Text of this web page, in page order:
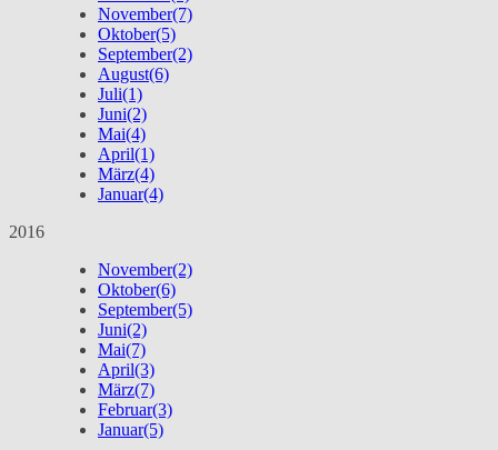
November(7)
Oktober(5)
September(2)
August(6)
Juli(1)
Juni(2)
Mai(4)
April(1)
März(4)
Januar(4)
2016
November(2)
Oktober(6)
September(5)
Juni(2)
Mai(7)
April(3)
März(7)
Februar(3)
Januar(5)